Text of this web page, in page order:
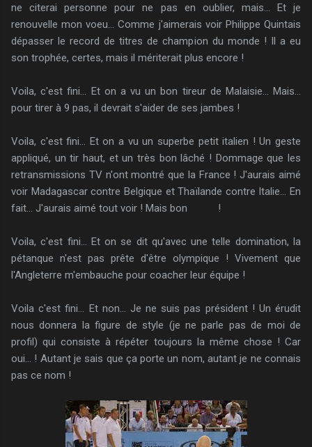
ne citerai personne pour ne pas en oublier, mais... Et je
renouvelle mon voeu... Comme j'aimerais voir Philippe Quintais
dépasser le record de titres de champion du monde ! Il a eu
son trophée, certes, mais il mériterait plus encore !
Voila, c'est fini... Et on a vu un bon tireur de Malaisie... Mais...
pour tirer à 9 pas, il devrait s'aider de ses jambes !
Voila, c'est fini... Et on a vu un superbe petit italien ! Un geste
appliqué, un tir haut, et un très bon lâché ! Dommage que les
retransmissions TV n'ont montré que la France ! J'aurais aimé
voir Madagascar contre Belgique et Thaïlande contre Italie... En
fait... J'aurais aimé tout voir ! Mais bon !
Voila, c'est fini... Et on se dit qu'avec une telle domination, la
pétanque n'est pas prête d'être olympique ! Vivement que
l'Angleterre m'embauche pour coacher leur équipe !
Voila c'est fini... Et non... Je ne suis pas président ! Un érudit
nous donnera la figure de style (je ne parle pas de moi de
profil) qui consiste à répéter toujours la même chose ! Car
oui... ! Autant je sais que ça porte un nom, autant je ne connais
pas ce nom !